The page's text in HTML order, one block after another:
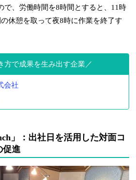
で、労働時間を8時間とすると、11時
休憩を取って夜8時に作業を終了す
方で成果を生み出す企業
会社
」：出社日を活用した対面コ
促進